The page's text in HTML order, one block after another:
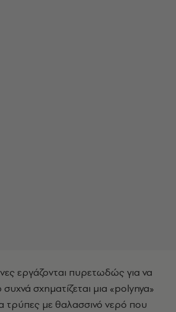
εργάζονται πυρετωδώς για να
σχηματίζεται μια «polynya»
τρύπες με θαλασσινό νερό που